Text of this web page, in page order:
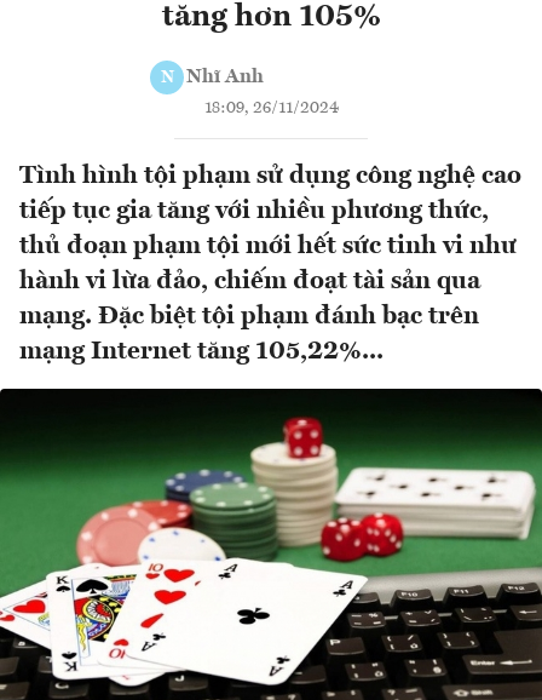
tăng hơn 105%
N Nhĩ Anh
18:09, 26/11/2024
Tình hình tội phạm sử dụng công nghệ cao
tiếp tục gia tăng với nhiều phương thức,
thủ đoạn phạm tội mới hết sức tinh vi như
hành vi lừa đảo, chiếm đoạt tài sản qua
mạng. Đặc biệt tội phạm đánh bạc trên
mạng Internet tăng 105,22%...